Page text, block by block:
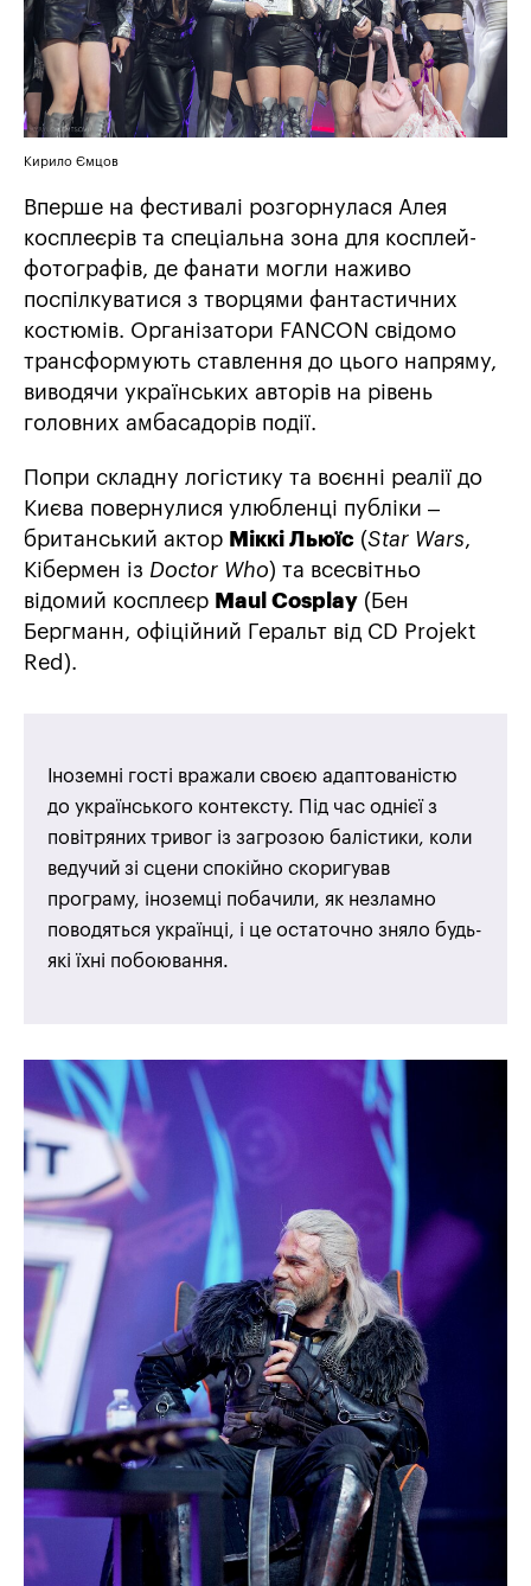
Кирило Ємцов
Вперше на фестивалі розгорнулася Алея
косплеєрів та спеціальна зона для косплей-
фотографів, де фанати могли наживо
поспілкуватися з творцями фантастичних
костюмів. Організатори FANCON свідомо
трансформують ставлення до цього напряму,
виводячи українських авторів на рівень
головних амбасадорів події.
Попри складну логістику та воєнні реалії до
Києва повернулися улюбленці публіки –
британський актор Міккі Льюїс (Star Wars,
Кібермен із Doctor Who) та всесвітньо
відомий косплеєр Maul Cosplay (Бен
Бергманн, офіційний Геральт від CD Projekt
Red).
Іноземні гості вражали своєю адаптованістю
до українського контексту. Під час однієї з
повітряних тривог із загрозою балістики, коли
ведучий зі сцени спокійно скоригував
програму, іноземці побачили, як незламно
поводяться українці, і це остаточно зняло будь-
які їхні побоювання.